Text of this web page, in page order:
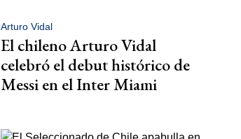
Arturo Vidal
El chileno Arturo Vidal
celebró el debut histórico de
Messi en el Inter Miami